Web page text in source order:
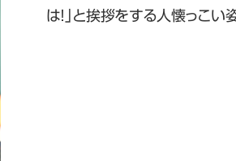
は！」と挨拶をする人懐っこ